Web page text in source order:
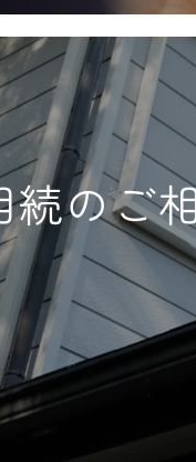
続のご